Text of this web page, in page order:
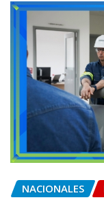
NACIONALES